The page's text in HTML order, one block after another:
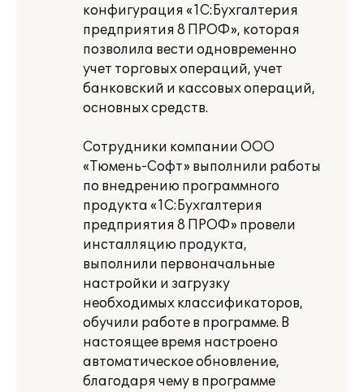
конфигурация «1С:Бухгалтерия
предприятия 8 ПРОФ», которая
позволила вести одновременно
учет торговых операций, учет
банковский и кассовых операций,
основных средств.
Сотрудники компании ООО
«Тюмень-Софт» выполнили работы
по внедрению программного
продукта «1С:Бухгалтерия
предприятия 8 ПРОФ» провели
инсталляцию продукта,
выполнили первоначальные
настройки и загрузку
необходимых классификаторов,
обучили работе в программе. В
настоящее время настроено
автоматическое обновление,
благодаря чему в программе